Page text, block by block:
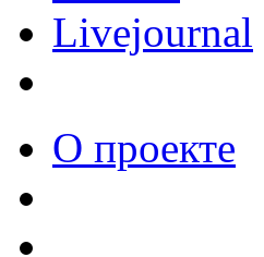
Livejournal
О проекте